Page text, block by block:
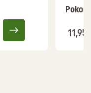
Pokon
11,95